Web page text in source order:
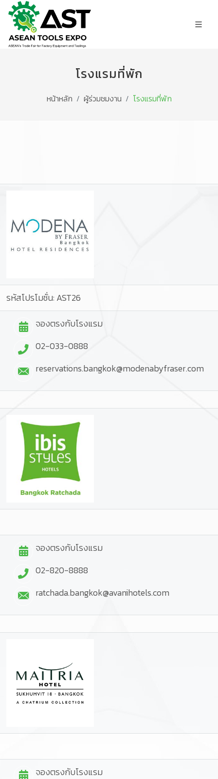
โรงแรมที่พัก
หน้าหลัก ผู้ร่วมชมงาน โรงแรมที่พัก
รหัสโปรโมชั่น: AST26
จองตรงกับโรงแรม
02-033-0888
reservations.bangkok@modenabyfraser.com
จองตรงกับโรงแรม
02-820-8888
ratchada.bangkok@avanihotels.com
จองตรงกับโรงแรม